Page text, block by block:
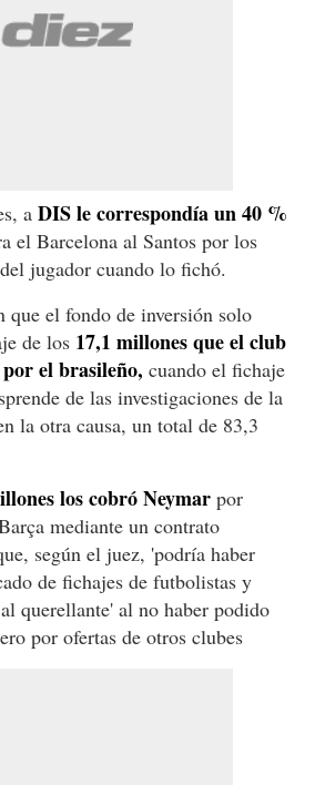
a DIS le correspondía un 40 %
el Barcelona al Santos por los
jugador cuando lo fichó.
que el fondo de inversión solo
de los 17,1 millones que el club
el brasileño, cuando el fichaje
de las investigaciones de la
la otra causa, un total de 83,3
los cobró Neymar por
mediante un contrato
según el juez, 'podría haber
de fichajes de futbolistas y
querellante' al no haber podido
por ofertas de otros clubes